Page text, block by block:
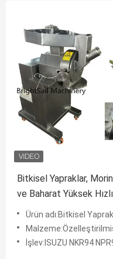
Bitkisel Yapraklar,
ve Baharat Yüksek
Değirmen
Ürün adı:Bitkisel Yapraklar, Moringa Yaprakları ve
İşlev:ISUZU NKR94